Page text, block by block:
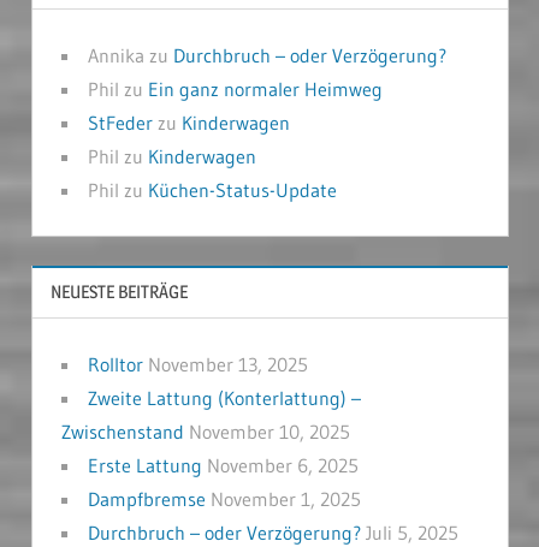
Annika zu Durchbruch – oder Verzögerung?
Phil zu Ein ganz normaler Heimweg
StFederzu Kinderwagen
Phil zu Kinderwagen
Phil zu Küchen-Status-Update
NEUESTE BEITRÄGE
Rolltor November 13, 2025
Zweite Lattung (Konterlattung) –
Zwischenstand November 10, 2025
Erste Lattung November 6, 2025
Dampfbremse November 1, 2025
Durchbruch – oder Verzögerung? Juli 5, 2025